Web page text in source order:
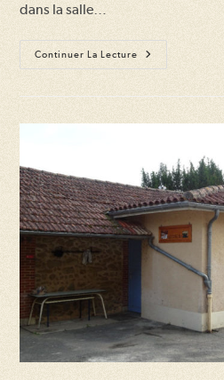
dans la salle…
Continuer La Lecture
Un
Moment